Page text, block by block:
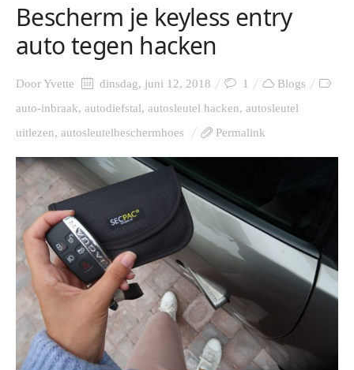
Bescherm je keyless entry
auto tegen hacken
DoorYvette dinsdag, juni 12, 2018 1
Blogs
auto-inbraak, autodiefstal, autosleutel hacken, autosleutel
uitlezen, autosleutelbeschermhoes Permalink